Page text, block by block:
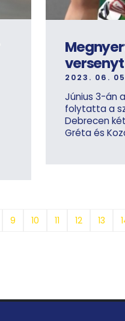
2023. 06.
Június 3-án
folytatta a
Debrecen
Gréta és
9 10 11 12 13